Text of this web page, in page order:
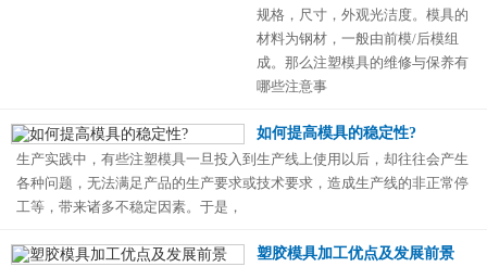
规格，尺寸，外观光洁度。模具的
材料为钢材，一般由前模/后模组
成。那么注塑模具的维修与保养有
哪些注意事
如何提高模具的稳定性?
生产实践中，有些注塑模具一旦投入到生产线上使用以后，却往往会产生
各种问题，无法满足产品的生产要求或技术要求，造成生产线的非正常停
工等，带来诸多不稳定因素。于是，
塑胶模具加工优点及发展前景